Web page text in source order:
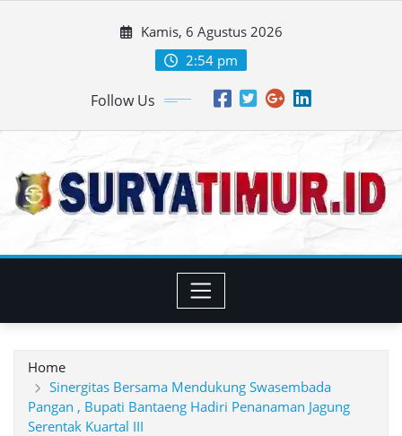
Kamis, 6 Agustus 2026
2:54 pm
Follow Us
Home
Sinergitas Bersama Mendukung Swasembada
Pangan , Bupati Bantaeng Hadiri Penanaman Jagung
Serentak Kuartal III